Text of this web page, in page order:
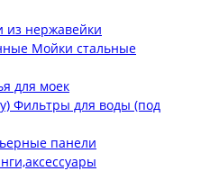
из нержавейки
Мойки стальные
для моек
Фильтры для воды (под
панели